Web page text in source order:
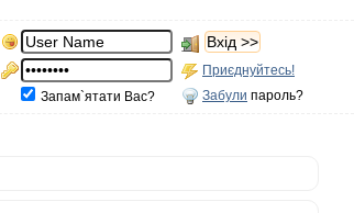
Приєднуйтесь!
Запам`ятати Вас?
Забули пароль?